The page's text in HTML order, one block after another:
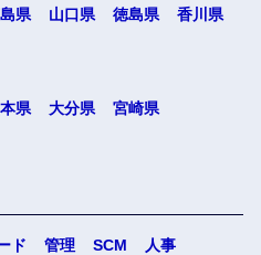
県 山口県 徳島県
香川県
県 大分県
宮崎県
ド 管理 SCM
人事